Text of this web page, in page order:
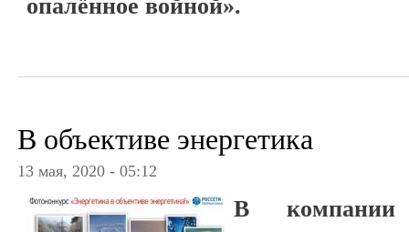
опалённое войной».
В объективе энергетика
13 мая, 2020 - 05:12
В компании